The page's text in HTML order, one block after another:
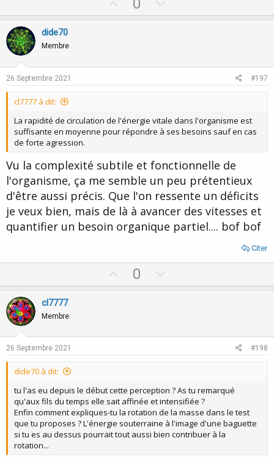
p
0
o
dide70
Membre
26 Septembre 2021 #197
cl7777 à dit:
La rapidité de circulation de l'énergie vitale dans l'organisme est
suffisante en moyenne pour répondre à ses besoins sauf en cas
de forte agression.
Vu la complexité subtile et fonctionnelle de
l'organisme, ça me semble un peu prétentieux
d'être aussi précis. Que l'on ressente un déficits
je veux bien, mais de là à avancer des vitesses et
quantifier un besoin organique partiel.... bof bof
Citer
p
t
0
o
v
cl7777
Membre
26 Septembre 2021 #198
dide70 à dit:
tu l'as eu depuis le début cette perception ? As tu remarqué
qu'aux fils du temps elle sait affinée et intensifiée ?
Enfin comment expliques-tu la rotation de la masse dans le test
que tu proposes ? L'énergie souterraine à l'image d'une baguette
si tu es au dessus pourrait tout aussi bien contribuer à la
rotation...